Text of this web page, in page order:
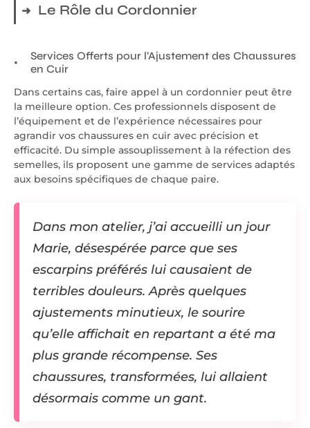
Le Rôle du Cordonnier
Services Offerts pour l’Ajustement des Chaussures
en Cuir
Dans certains cas, faire appel à un cordonnier peut être
la meilleure option. Ces professionnels disposent de
l’équipement et de l’expérience nécessaires pour
agrandir vos chaussures en cuir avec précision et
efficacité. Du simple assouplissement à la réfection des
semelles, ils proposent une gamme de services adaptés
aux besoins spécifiques de chaque paire.
Dans mon atelier, j’ai accueilli un jour
Marie, désespérée parce que ses
escarpins préférés lui causaient de
terribles douleurs. Après quelques
ajustements minutieux, le sourire
qu’elle affichait en repartant a été ma
plus grande récompense. Ses
chaussures, transformées, lui allaient
désormais comme un gant.